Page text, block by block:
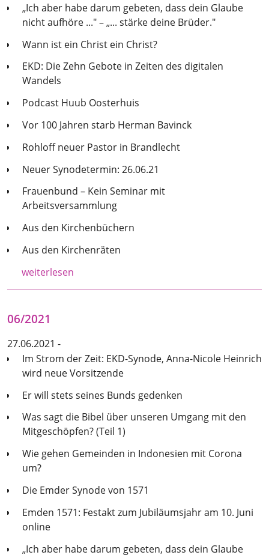
„Ich aber habe darum gebeten, dass dein Glaube
nicht aufhöre ..." – „... stärke deine Brüder."
Wann ist ein Christ ein Christ?
EKD: Die Zehn Gebote in Zeiten des digitalen
Wandels
Podcast Huub Oosterhuis
Vor 100 Jahren starb Herman Bavinck
Rohloff neuer Pastor in Brandlecht
Neuer Synodetermin: 26.06.21
Frauenbund – Kein Seminar mit
Arbeitsversammlung
Aus den Kirchenbüchern
Aus den Kirchenräten
weiterlesen
06/2021
27.06.2021 -
Im Strom der Zeit: EKD-Synode, Anna-Nicole Heinrich
wird neue Vorsitzende
Er will stets seines Bunds gedenken
Was sagt die Bibel über unseren Umgang mit den
Mitgeschöpfen? (Teil 1)
Wie gehen Gemeinden in Indonesien mit Corona
um?
Die Emder Synode von 1571
Emden 1571: Festakt zum Jubiläumsjahr am 10. Juni
online
„Ich aber habe darum gebeten, dass dein Glaube